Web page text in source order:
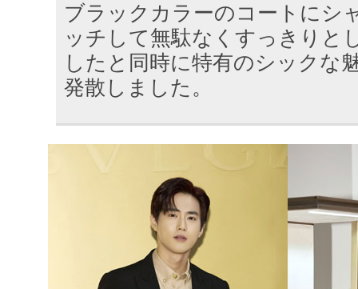
ブラックカラーのコートにシ
ッチして無駄なくすっきりと
したと同時に特有のシックな
発散しました。